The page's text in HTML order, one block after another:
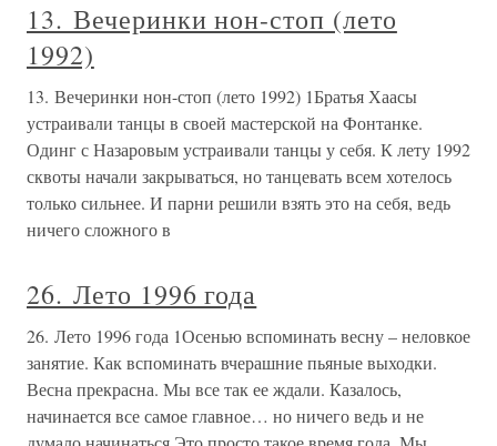
13. Вечеринки нон-стоп (лето
1992)
13. Вечеринки нон-стоп (лето 1992) 1Братья Хаасы
устраивали танцы в своей мастерской на Фонтанке.
Одинг с Назаровым устраивали танцы у себя. К лету 1992
сквоты начали закрываться, но танцевать всем хотелось
только сильнее. И парни решили взять это на себя, ведь
ничего сложного в
26. Лето 1996 года
26. Лето 1996 года 1Осенью вспоминать весну – неловкое
занятие. Как вспоминать вчерашние пьяные выходки.
Весна прекрасна. Мы все так ее ждали. Казалось,
начинается все самое главное… но ничего ведь и не